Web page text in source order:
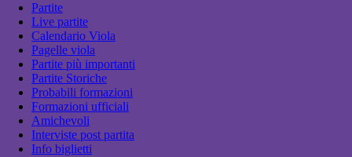
Partite
Live partite
Calendario Viola
Pagelle viola
Partite più importanti
Partite Storiche
Probabili formazioni
Formazioni ufficiali
Amichevoli
Interviste post partita
Info biglietti